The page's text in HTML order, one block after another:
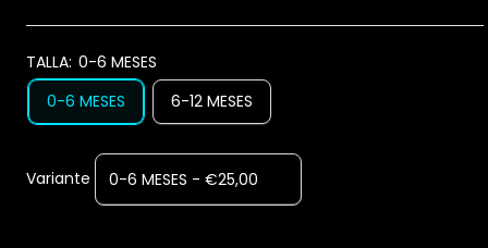
TALLA: 0-6 MESES
0-6 MESES
6-12 MESES
Variante